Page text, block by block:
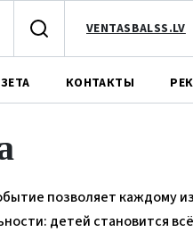
VENTASBALSS.LV
КОНТАКТЫ
позволяет каждому
детей становится